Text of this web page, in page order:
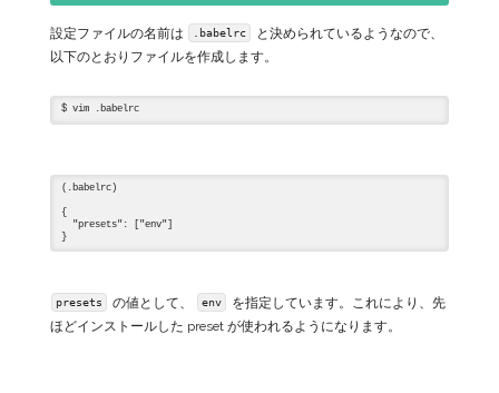
設定ファイルの名前は .babelrc
と決められているようなので、
以下のとおりファイルを作成します。
(.babelrc)
{
  "presets": ["env"]
presets の値として、 env
を指定しています。これにより、先
ほどインストールした preset が使われるようになります。